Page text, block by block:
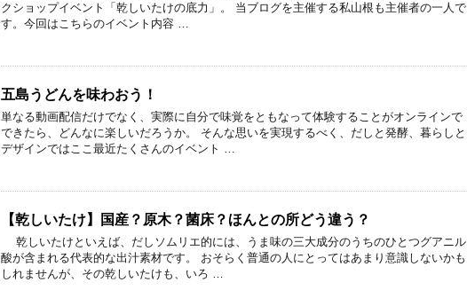
クショップイベント「乾しいたけの底力」。 当ブログを主催する私山根も主催者の一人で
す。今回はこちらのイベント内容 …
五島うどんを味わおう！
単なる動画配信だけでなく、実際に自分で味覚をともなって体験することがオンラインで
できたら、どんなに楽しいだろうか。 そんな思いを実現するべく、だしと発酵、暮らしと
デザインではここ最近たくさんのイベント …
【乾しいたけ】国産？原木？菌床？ほんとの所どう違う？
乾しいたけといえば、だしソムリエ的には、うま味の三大成分のうちのひとつグアニル
酸が含まれる代表的な出汁素材です。 おそらく普通の人にとってはあまり意識しないかも
しれませんが、その乾しいたけも、いろ …